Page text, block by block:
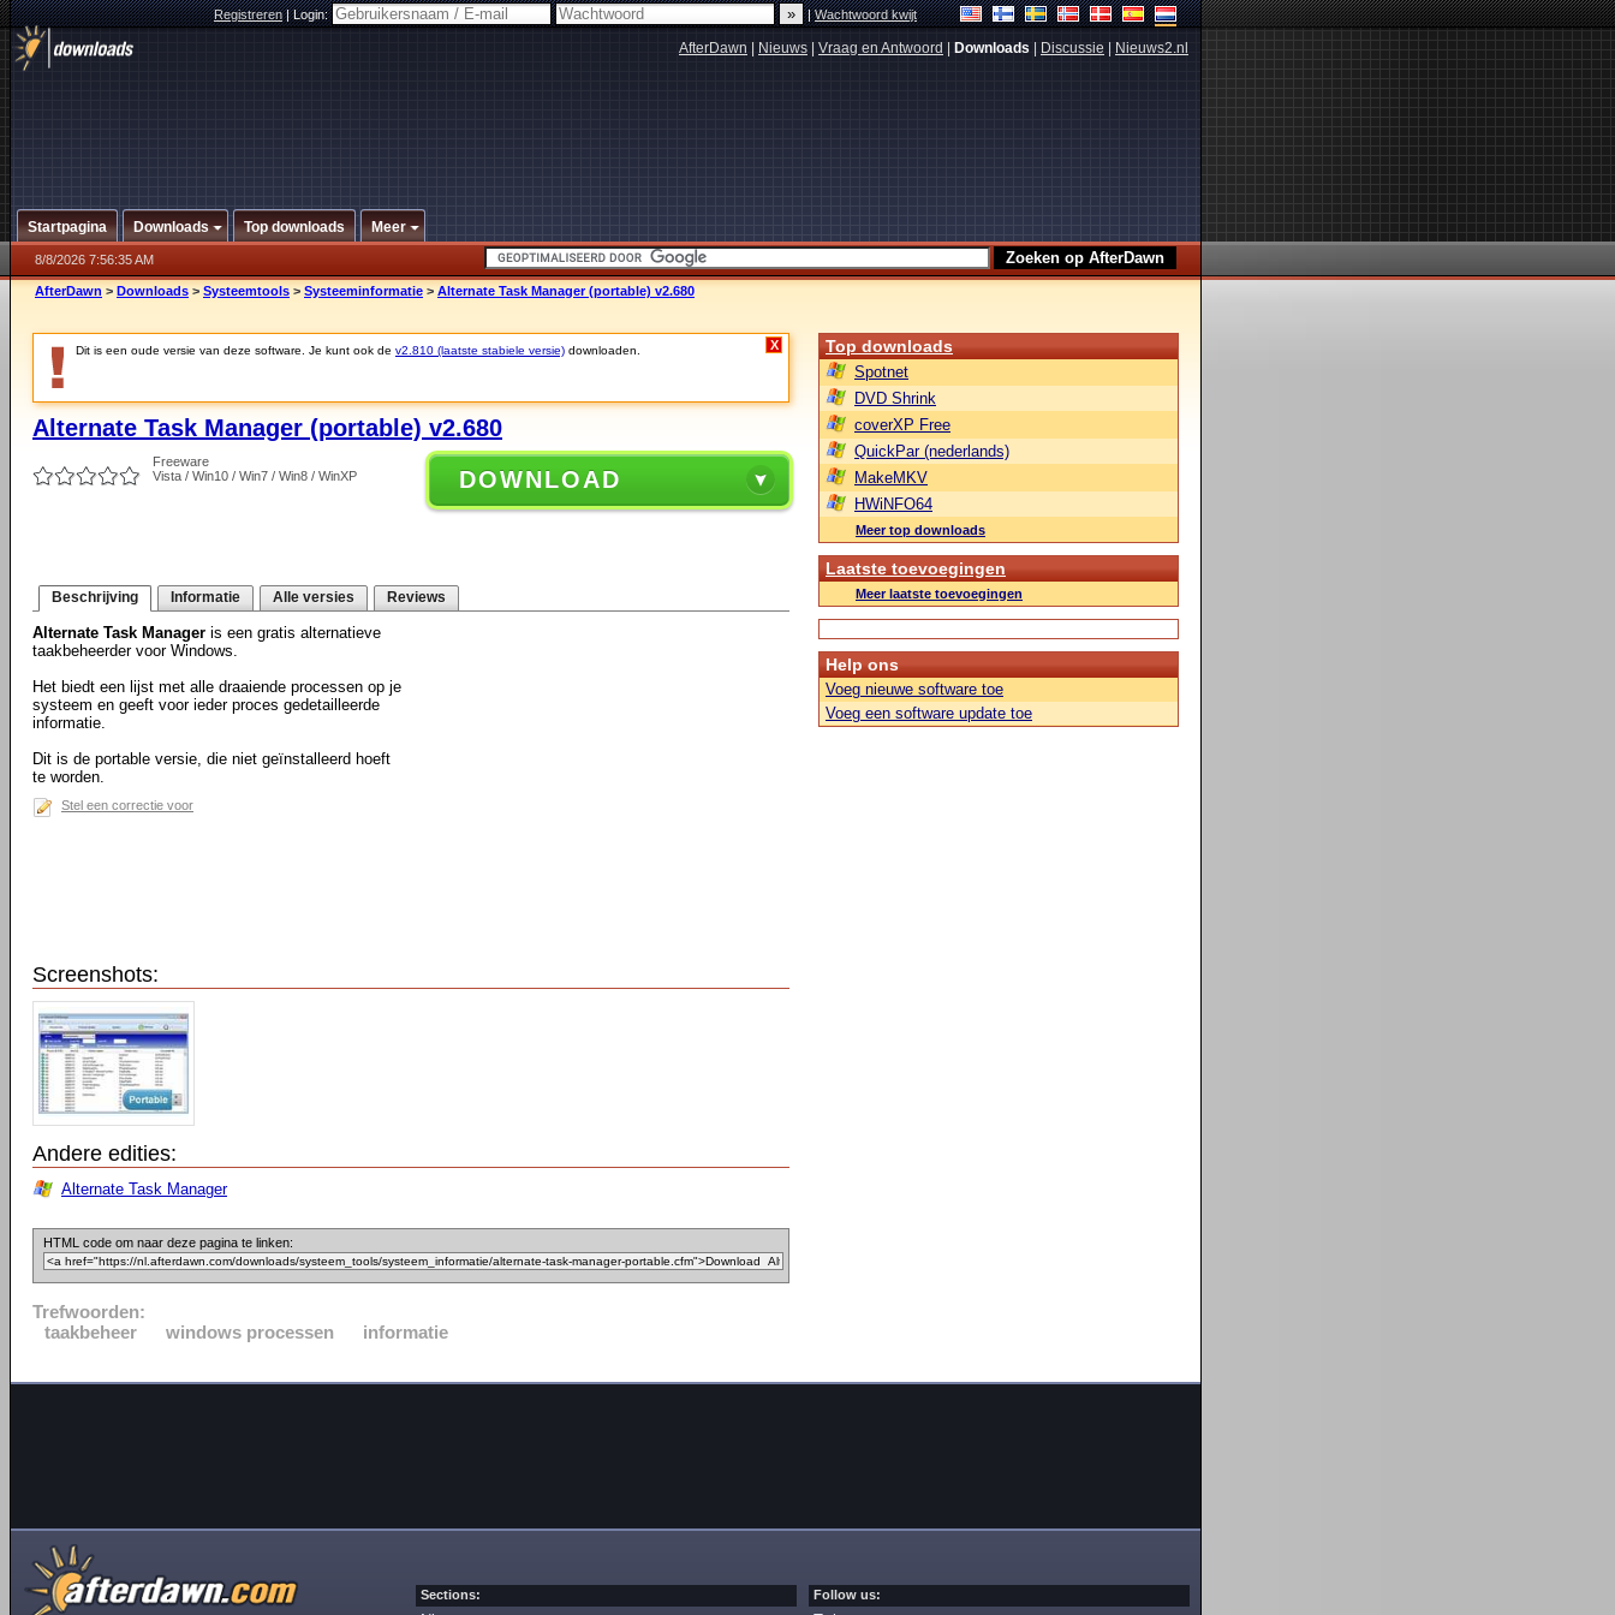
Registreren|Login: |Wachtwoord kwijt
AfterDawn Nieuws Vraag en Antwoord Downloads Discussie Nieuws2.nl
Startpagina Downloads Top downloads Meer
8/8/2026 7:56:35 AM
AfterDawn > Downloads > Systeemtools > Systeeminformatie > Alternate Task Manager (portable) v2.680
Dit is een oude versie van deze software. Je kunt ook de v2.810 (laatste stabiele versie) downloaden. X
Alternate Task Manager (portable) v2.680
Freeware
Vista / Win10 / Win7 / Win8 / WinXP
DOWNLOAD
Beschrijving Informatie Alle versies Reviews
Alternate Task Manager is een gratis alternatieve
taakbeheerder voor Windows.
Het biedt een lijst met alle draaiende processen op je
systeem en geeft voor ieder proces gedetailleerde
informatie.
Dit is de portable versie, die niet geïnstalleerd hoeft
te worden.
Stel een correctie voor
Screenshots:
Andere edities:
Alternate Task Manager
HTML code om naar deze pagina te linken:
Trefwoorden:
taakbeheer
windows processen informatie
Top downloads
Spotnet
DVD Shrink
coverXP Free
QuickPar (nederlands)
MakeMKV
HWiNFO64
Meer top downloads
Laatste toevoegingen
Meer laatste toevoegingen
Help ons
Voeg nieuwe software toe
Voeg een software update toe
Sections: Follow us: